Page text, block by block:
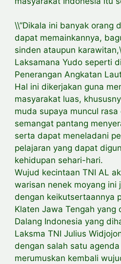
\\”Dikala ini banyak orang
dapat memainkannya,
sinden ataupun
Laksamana Yudo seperti
Penerangan Angkatan
Hal ini dikerjakan guna
masyarakat luas,
muda supaya muncul
semangat pantang
serta dapat meneladani
pelajaran yang dapat
kehidupan sehari-hari.
Wujud kecintaan TNI AL
warisan nenek moyang ini
dengan keikutsertaannya
Klaten Jawa Tengah yang
Dalang Indonesia yang
Laksma TNI Julius
dengan salah satu
merumuskan kembali